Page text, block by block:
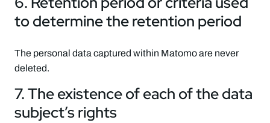
to determine the retention period
The personal data captured within Matomo are never
deleted.
7. The existence of each of the data
subject’s rights